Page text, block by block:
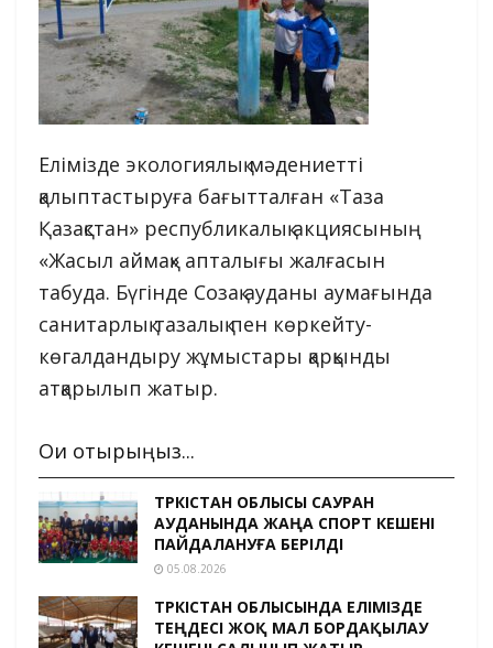
Елімізде экологиялық мәдениетті
қалыптастыруға бағытталған «Таза
Қазақстан» республикалық акциясының
«Жасыл аймақ» апталығы жалғасын
табуда. Бүгінде Созақ ауданы аумағында
санитарлық тазалық пен көркейту-
көгалдандыру жұмыстары қарқынды
атқарылып жатыр.
Оқи отырыңыз...
ТҮРКІСТАН ОБЛЫСЫ САУРАН
АУДАНЫНДА ЖАҢА СПОРТ КЕШЕНІ
ПАЙДАЛАНУҒА БЕРІЛДІ
05.08.2026
ТҮРКІСТАН ОБЛЫСЫНДА ЕЛІМІЗДЕ
ТЕҢДЕСІ ЖОҚ МАЛ БОРДАҚЫЛАУ